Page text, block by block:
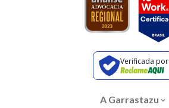
Verificada por
A Garrastazu